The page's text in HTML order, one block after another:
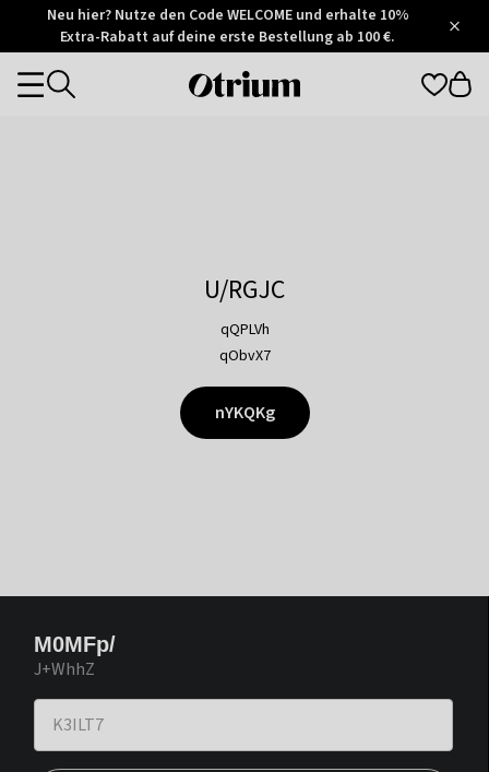
Otrium
Trustpilot
Neu hier? Nutze den Code WELCOME und erhalte 10%
Extra-Rabatt auf deine erste Bestellung ab 100 €.
Otrium
Categories
U/RGJC
qQPLVh
qObvX7
nYKQKg
M0MFp/
J+WhhZ